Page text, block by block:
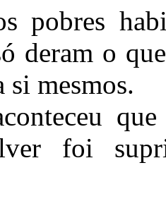
pobres
deram o
mesmos.
foi